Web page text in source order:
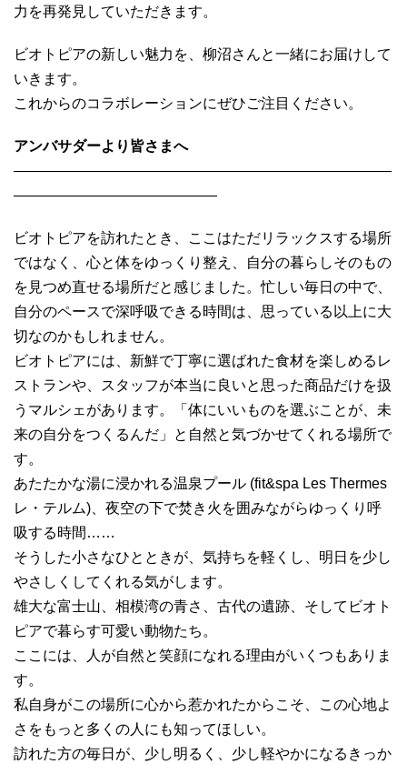
力を再発見していただきます。
ビオトピアの新しい魅力を、柳沼さんと一緒にお届けして
いきます。
これからのコラボレーションにぜひご注目ください。
アンバサダーより皆さまへ
——————————————————————————
——————————————
ビオトピアを訪れたとき、ここはただリラックスする場所
ではなく、心と体をゆっくり整え、自分の暮らしそのもの
を見つめ直せる場所だと感じました。忙しい毎日の中で、
自分のペースで深呼吸できる時間は、思っている以上に大
切なのかもしれません。
ビオトピアには、新鮮で丁寧に選ばれた食材を楽しめるレ
ストランや、スタッフが本当に良いと思った商品だけを扱
うマルシェがあります。「体にいいものを選ぶことが、未
来の自分をつくるんだ」と自然と気づかせてくれる場所で
す。
あたたかな湯に浸かれる温泉プール (fit&spa Les Thermes
レ・テルム)、夜空の下で焚き火を囲みながらゆっくり呼
吸する時間……
そうした小さなひとときが、気持ちを軽くし、明日を少し
やさしくしてくれる気がします。
雄大な富士山、相模湾の青さ、古代の遺跡、そしてビオト
ピアで暮らす可愛い動物たち。
ここには、人が自然と笑顔になれる理由がいくつもありま
す。
私自身がこの場所に心から惹かれたからこそ、この心地よ
さをもっと多くの人にも知ってほしい。
訪れた方の毎日が、少し明るく、少し軽やかになるきっか